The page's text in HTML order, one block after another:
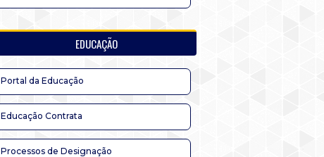
EDUCAÇÃO
Portal da Educação
Educação Contrata
Processos de Designação